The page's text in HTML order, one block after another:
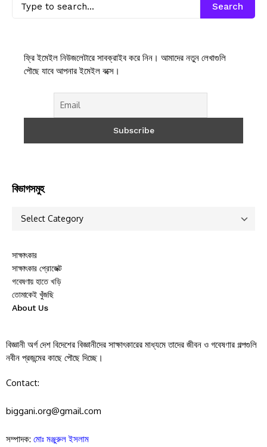
Search
ফ্রি ইমেইল নিউজলেটারে সাবক্রাইব করে নিন। আমাদের নতুন লেখাগুলি
পৌছে যাবে আপনার ইমেইল বক্সে।
বিভাগসমুহ
সাক্ষাৎকার
সাক্ষাৎকার প্রোজেক্ট
গবেষণায় হাতে খড়ি
তোমাকেই খুঁজছি
About Us
বিজ্ঞানী অর্গ দেশ বিদেশের বিজ্ঞানীদের সাক্ষাৎকারের মাধ্যমে তাদের জীবন ও গবেষণার গল্পগুলি
নবীন প্রজন্মের কাছে পৌছে দিচ্ছে।
Contact:
biggani.org@gmail.com
সম্পাদক: মোঃ মঞ্জুরুল ইসলাম